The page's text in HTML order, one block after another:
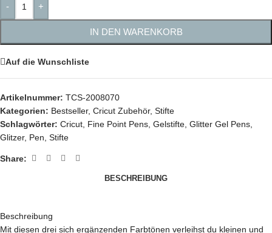
- +
IN DEN WARENKORB
Auf die Wunschliste
Artikelnummer: TCS-2008070
Kategorien: Bestseller, Cricut Zubehör, Stifte
Schlagwörter: Cricut Fine Point Pens Gelstifte Glitter Gel Pens
Glitzer, Pen Stifte
Share:
BESCHREIBUNG
Beschreibung
Mit diesen drei sich ergänzenden Farbtönen verleihst du kleinen und